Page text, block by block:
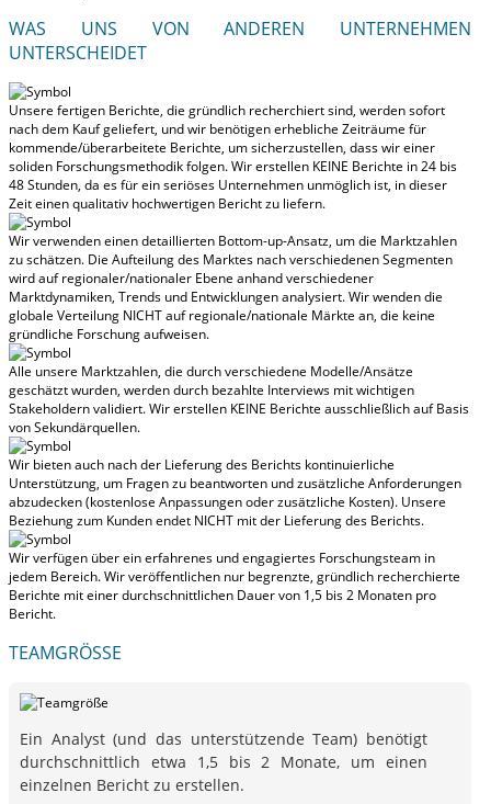
WAS UNS VON ANDEREN UNTERNEHMEN
UNTERSCHEIDET
Unsere fertigen Berichte, die gründlich recherchiert sind, werdensofort
nach dem Kauf geliefert, und wir benötigen erhebliche Zeiträume für
kommende/überarbeitete Berichte, um sicherzustellen, dass wir einer
soliden Forschungsmethodik folgen.Wir erstellen KEINE Berichte in 24 bis
48 Stunden, da es für ein seriöses Unternehmen unmöglich ist, in dieser
Zeit einen qualitativ hochwertigen Bericht zu liefern.
Wir verwenden einen detaillierten Bottom-up-Ansatz, um die Marktzahlen
zu schätzen. Die Aufteilung des Marktes nach verschiedenen Segmenten
wird auf regionaler/nationaler Ebene anhand verschiedener
Marktdynamiken, Trends und Entwicklungen analysiert.Wir wenden die
globale Verteilung NICHT auf regionale/nationale Märkte an, die keine
gründliche Forschung aufweisen.
Alle unsere Marktzahlen, die durch verschiedene Modelle/Ansätze
geschätzt wurden, werden durch bezahlte Interviews mit wichtigen
Stakeholdern validiert.Wir erstellen KEINE Berichte ausschließlich auf Basis
von Sekundärquellen.
Wir bieten auch nach der Lieferung des Berichts kontinuierliche
Unterstützung, um Fragen zu beantworten und zusätzliche Anforderungen
abzudecken (kostenlose Anpassungen oder zusätzliche Kosten). Unsere
Beziehung zum Kunden endet NICHT mit der Lieferung des Berichts.
Wir verfügen über ein erfahrenes und engagiertes Forschungsteam in
jedem Bereich. Wir veröffentlichen nur begrenzte, gründlich recherchierte
Berichte miteiner durchschnittlichen Dauer von 1,5 bis 2 Monaten pro
Bericht.
TEAMGRÖSSE
Ein Analyst (und das unterstützende Team) benötigt
durchschnittlich etwa 1,5 bis 2 Monate, um einen
einzelnen Bericht zu erstellen.